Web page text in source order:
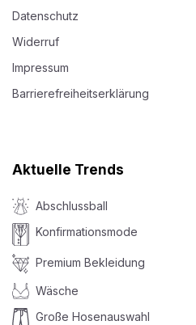
Datenschutz
Widerruf
Impressum
Barrierefreiheitserklärung
Aktuelle Trends
Abschlussball
Konfirmationsmode
Premium Bekleidung
Wäsche
Große Hosenauswahl